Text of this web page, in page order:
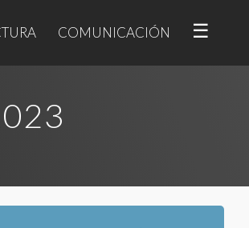
COMUNICACIÓN ☰